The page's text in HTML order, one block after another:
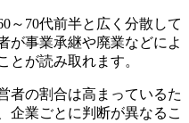
～70代前半と広く分散して
が事業承継や廃業などによ
とが読み取れます。
者の割合は高まっているた
企業ごとに判断が異なるこ